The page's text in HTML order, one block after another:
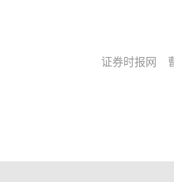
证券时报网